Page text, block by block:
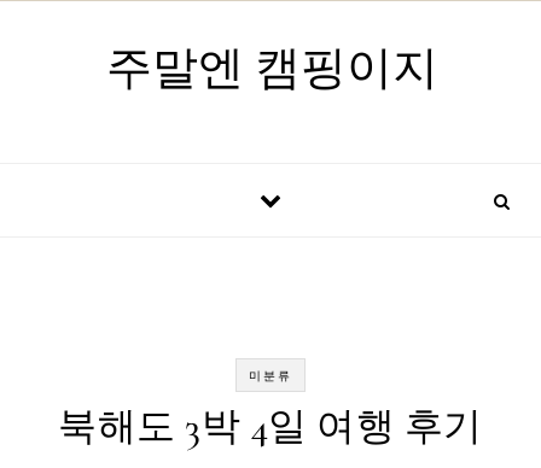
주말엔 캠핑이지
미분류
북해도 3박 4일 여행 후기